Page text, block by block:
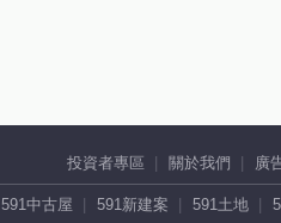
投資者專區 關於我們 廣
591中古屋 591新建案 591土地